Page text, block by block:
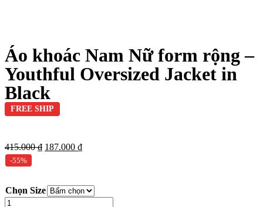
Áo khoác Nam Nữ form rộng –
Youthful Oversized Jacket in
Black
FREE SHIP
415.000₫ 187.000 ₫
-55%
Chọn Size